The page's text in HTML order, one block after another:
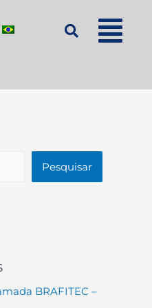
Pesquisar
BRAFITEC –